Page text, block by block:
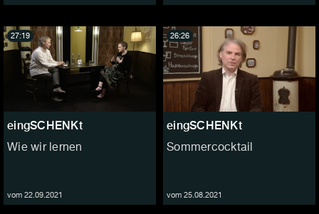
eingSCHENKt
Wie wir lernen
vom 22.09.2021
27:19
eingSCHENKt
Sommercocktail
vom 25.08.2021
26:26